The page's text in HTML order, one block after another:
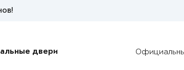
двери